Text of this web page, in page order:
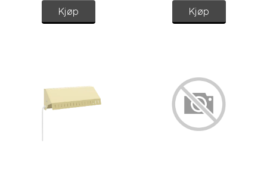
Kjøp Kjøp